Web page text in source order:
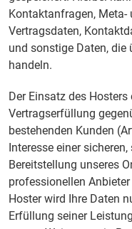
Kontaktanfragen,
Vertragsdaten,
und sonstige Daten, die
handeln.
Der Einsatz des
Vertragserfüllung
bestehenden Kunden
Interesse einer
Bereitstellung unseres
professionellen
Hoster wird Ihre Daten
Erfüllung seiner